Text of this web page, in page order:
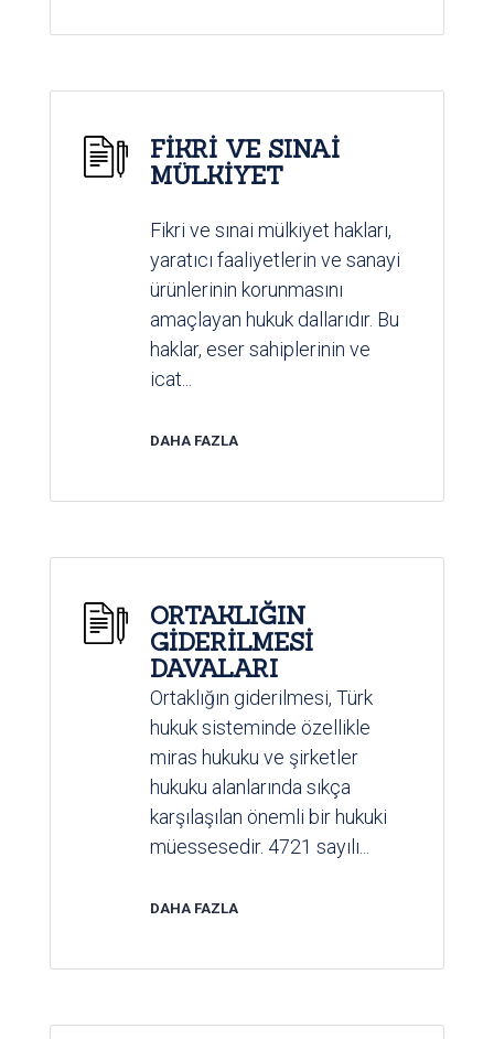
FİKRİ VE SINAİ
MÜLKİYET
Fikri ve sınai mülkiyet hakları,
yaratıcı faaliyetlerin ve sanayi
ürünlerinin korunmasını
amaçlayan hukuk dallarıdır. Bu
haklar, eser sahiplerinin ve
icat...
DAHA FAZLA
ORTAKLIĞIN
GİDERİLMESİ
DAVALARI
Ortaklığın giderilmesi, Türk
hukuk sisteminde özellikle
miras hukuku ve şirketler
hukuku alanlarında sıkça
karşılaşılan önemli bir hukuki
müessesedir. 4721 sayılı...
DAHA FAZLA